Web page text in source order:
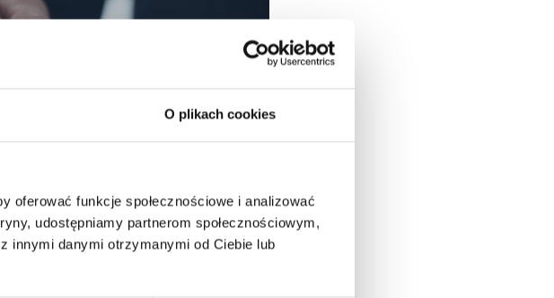
O plikach cookies
oferować funkcje społecznościowe i analizować
udostępniamy partnerom społecznościowym,
innymi danymi otrzymanymi od Ciebie lub